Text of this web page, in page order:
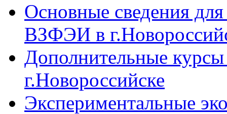
Основные сведения
ВЗФЭИ в
Дополнительные
г.Новороссийске
Экспериментальные